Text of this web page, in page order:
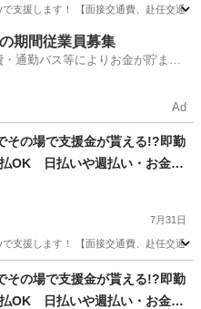
支援します！ 【面接交通費、赴任交通
期間従業員募集
通勤バス等によりお金が貯まり
Ad
その場で支援金が貰える!?即勤
OK 日払いや週払い・お金住
必見の案件です！簡単な電子
お仕事♪
7月31日
支援します！ 【面接交通費、赴任交通
その場で支援金が貰える!?即勤
OK 日払いや週払い・お金住